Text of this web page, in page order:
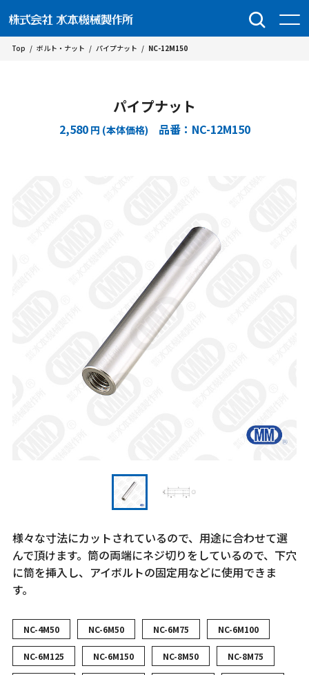
Top / ボルト・ナット / パイプナット / NC-12M150
パイプナット
2,580 円 (本体価格) 品番：NC-12M150
様々な寸法にカットされているので、用途に合わせて選
んで頂けます。筒の両端にネジ切りをしているので、下穴
に筒を挿入し、アイボルトの固定用などに使用できま
す。
NC-4M50 NC-6M50 NC-6M75 NC-6M100
NC-6M125 NC-6M150 NC-8M50 NC-8M75